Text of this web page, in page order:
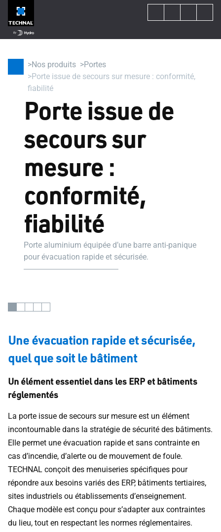
Nos produits
Portes
Porte issue de secours sur mesure : conformité,
fiabilité
Porte issue de
secours sur
mesure :
conformité,
fiabilité
Porte aluminium équipée d’une barre anti-panique
pour évacuation rapide et sécurisée.
Une évacuation rapide et sécurisée,
quel que soit le bâtiment
Un élément essentiel dans les ERP et bâtiments
réglementés
La porte issue de secours sur mesure est un élément
incontournable dans la stratégie de sécurité des bâtiments.
Elle permet une évacuation rapide et sans contrainte en
cas d’incendie, d’alerte ou de mouvement de foule.
TECHNAL conçoit des menuiseries spécifiques pour
répondre aux besoins variés des ERP, bâtiments tertiaires,
sites industriels ou établissements d’enseignement.
Chaque modèle est conçu pour s’adapter aux contraintes
du lieu, tout en respectant les normes réglementaires.